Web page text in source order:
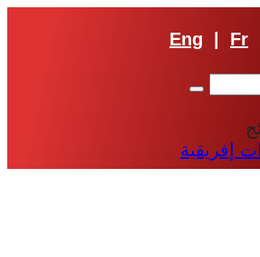
Eng Fr